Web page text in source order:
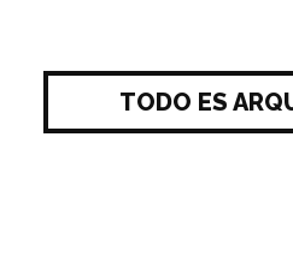
TODO ES